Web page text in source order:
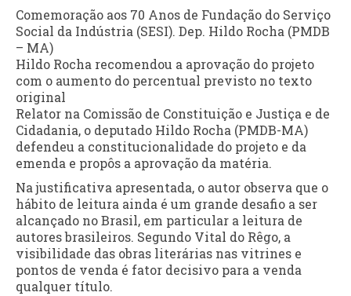
Comemoração aos 70 Anos de Fundação do Serviço
Social da Indústria (SESI). Dep. Hildo Rocha (PMDB
– MA)
Hildo Rocha recomendou a aprovação do projeto
com o aumento do percentual previsto no texto
original
Relator na Comissão de Constituição e Justiça e de
Cidadania, o deputado Hildo Rocha (PMDB-MA)
defendeu a constitucionalidade do projeto e da
emenda e propôs a aprovação da matéria.
Na justificativa apresentada, o autor observa que o
hábito de leitura ainda é um grande desafio a ser
alcançado no Brasil, em particular a leitura de
autores brasileiros. Segundo Vital do Rêgo, a
visibilidade das obras literárias nas vitrines e
pontos de venda é fator decisivo para a venda
qualquer título.